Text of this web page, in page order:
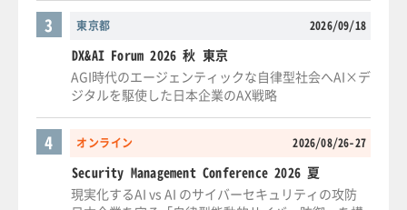
東京都 2026/09/18
3
DX&AI Forum 2026 秋 東京
AGI時代のエージェンティックな自律型社会へAI×デ
ジタルを駆使した日本企業のAX戦略
オンライン 2026/08/26-27
4
Security Management Conference 2026 夏
現実化するAI vs AI のサイバーセキュリティの攻防